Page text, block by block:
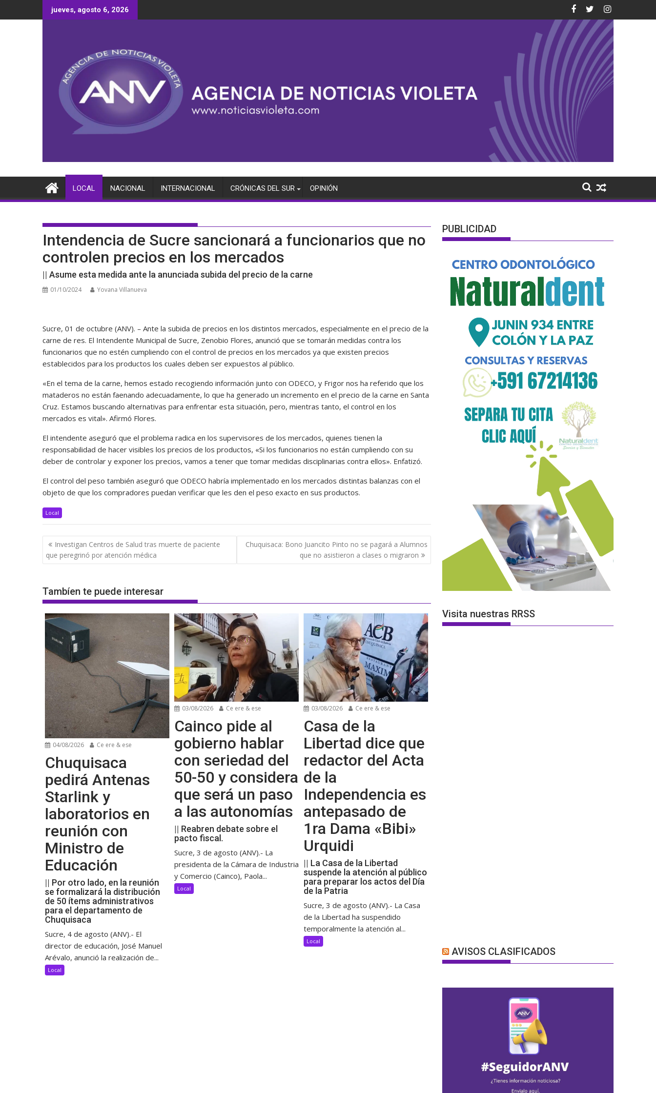
al
jueves, agosto 6, 2026
LOCAL NACIONAL INTERNACIONAL CRÓNICAS DEL SUR OPINIÓN
Intendencia de Sucre sancionará a funcionarios que no
controlen precios en los mercados
|| Asume esta medida ante la anunciada subida del precio de la carne
01/10/2024 Yovana Villanueva
Sucre, 01 de octubre (ANV). – Ante la subida de precios en los distintos mercados, especialmente en el precio de la
carne de res. El Intendente Municipal de Sucre, Zenobio Flores, anunció que se tomarán medidas contra los
funcionarios que no estén cumpliendo con el control de precios en los mercados ya que existen precios
establecidos para los productos los cuales deben ser expuestos al público.
«En el tema de la carne, hemos estado recogiendo información junto con ODECO, y Frigor nos ha referido que los
mataderos no están faenando adecuadamente, lo que ha generado un incremento en el precio de la carne en Santa
Cruz. Estamos buscando alternativas para enfrentar esta situación, pero, mientras tanto, el control en los
mercados es vital». Afirmó Flores.
El intendente aseguró que el problema radica en los supervisores de los mercados, quienes tienen la
responsabilidad de hacer visibles los precios de los productos, «Si los funcionarios no están cumpliendo con su
deber de controlar y exponer los precios, vamos a tener que tomar medidas disciplinarias contra ellos». Enfatizó.
El control del peso también aseguró que ODECO habría implementado en los mercados distintas balanzas con el
objeto de que los compradores puedan verificar que les den el peso exacto en sus productos.
Local
Navegación
de
entradas
Investigan Centros de Salud tras muerte de paciente
que peregrinó por atención médica
Chuquisaca: Bono Juancito Pinto no se pagará a Alumnos
que no asistieron a clases o migraron
Tambíen te puede interesar
04/08/2026 Ce ere & ese
Chuquisaca
pedirá Antenas
Starlink y
laboratorios en
reunión con
Ministro de
Educación
|| Por otro lado, en la reunión
se formalizará la distribución
de 50 ítems administrativos
para el departamento de
Chuquisaca
Sucre, 4 de agosto (ANV).- El
director de educación, José Manuel
Arévalo, anunció la realización de...
Local
03/08/2026 Ce ere & ese
Cainco pide al
gobierno hablar
con seriedad del
50-50 y considera
que será un paso
a las autonomías
|| Reabren debate sobre el
pacto fiscal.
Sucre, 3 de agosto (ANV).- La
presidenta de la Cámara de Industria
y Comercio (Cainco), Paola...
Local
03/08/2026 Ce ere & ese
Casa de la
Libertad dice que
redactor del Acta
de la
Independencia es
antepasado de
1ra Dama «Bibi»
Urquidi
|| La Casa de la Libertad
suspende la atención al público
para preparar los actos del Día
de la Patria
Sucre, 3 de agosto (ANV).- La Casa
de la Libertad ha suspendido
temporalmente la atención al...
Local
PUBLICIDAD
Visita nuestras RRSS
AVISOS CLASIFICADOS